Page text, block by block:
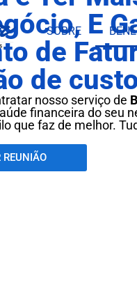
SOBRE E
de
de
nosso serviço de
financeira do seu
que faz de melhor.
REUNIÃO